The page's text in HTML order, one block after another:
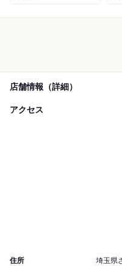
店舗情報（詳細）
アクセス
住所 埼玉県